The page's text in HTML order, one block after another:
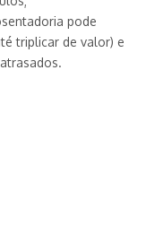
pode
triplicar de valor) e